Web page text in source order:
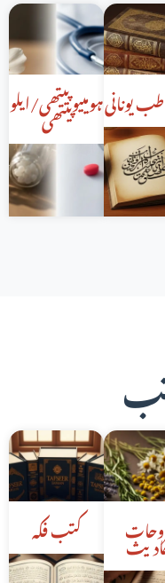
ہومییو پیتھی/ایلو
پیتھی یونانی
کتب فکہ